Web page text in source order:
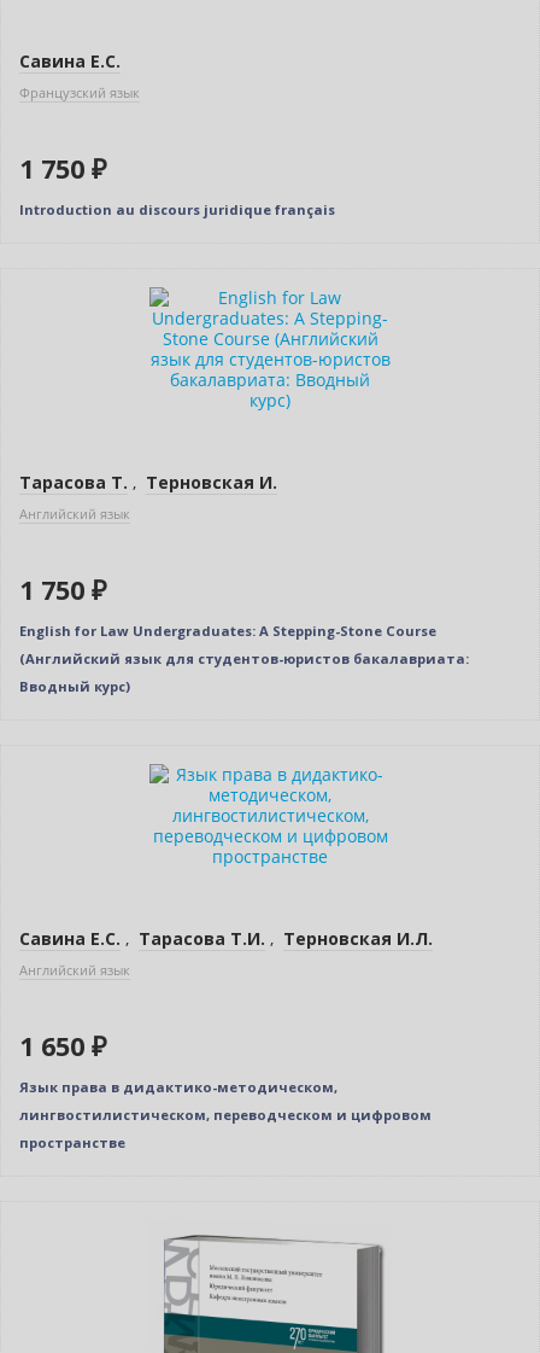
Савина Е.С.
Французский язык
1 750 ₽
Introduction au discours juridique français
Тарасова Т. , Терновская И.
Английский язык
1 750 ₽
English for Law Undergraduates: A Stepping-Stone Course
(Английский язык для студентов-юристов бакалавриата:
Вводный курс)
Савина Е.С. , Тарасова Т.И. , Терновская И.Л.
Английский язык
1 650 ₽
Язык права в дидактико-методическом,
лингвостилистическом, переводческом и цифровом
пространстве